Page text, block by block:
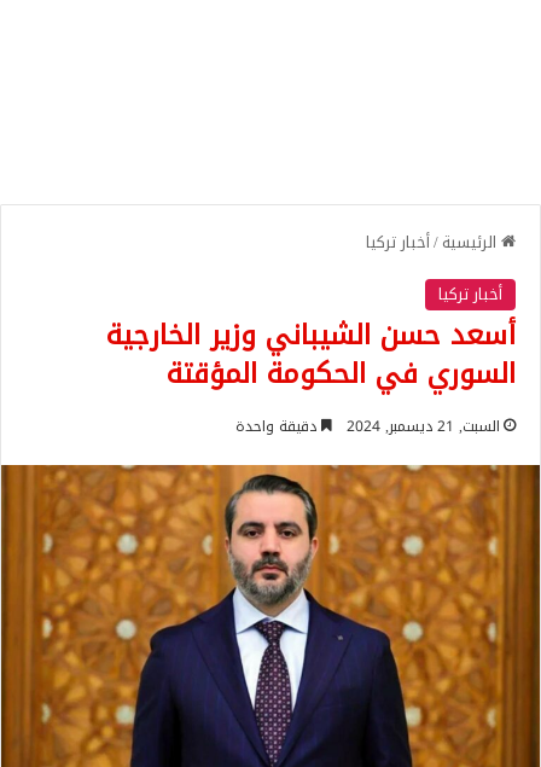
الرئيسية/أخبار تركيا
أخبار تركيا
أسعد حسن الشيباني وزير الخارجية
السوري في الحكومة المؤقتة
السبت, 21 ديسمبر, 2024 دقيقة واحدة